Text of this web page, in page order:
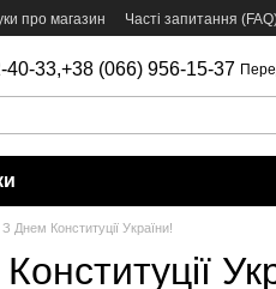
про магазин Часті запитання
40-33,+38 (066) 956-15-37
З Днем Конституції України!